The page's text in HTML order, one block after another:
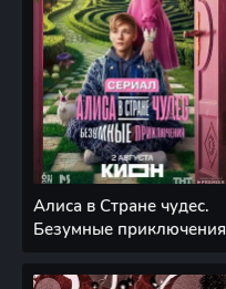
Алиса в Стране чудес.
Безумные приключения